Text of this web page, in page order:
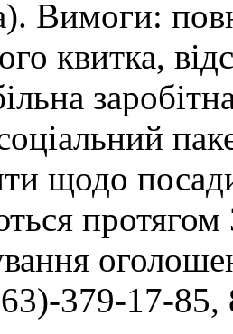
Вимоги:
квитка,
щодо посади
протягом
379-17-